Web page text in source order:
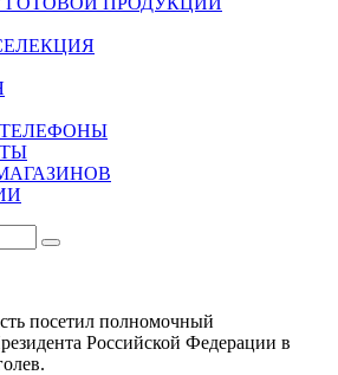
посетил полномочный
Российской Федерации в